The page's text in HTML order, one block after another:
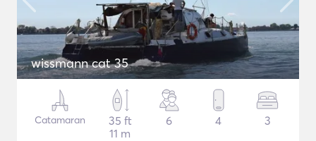
wissmann cat 35
Catamaran
35 ft
11 m
6 4 3